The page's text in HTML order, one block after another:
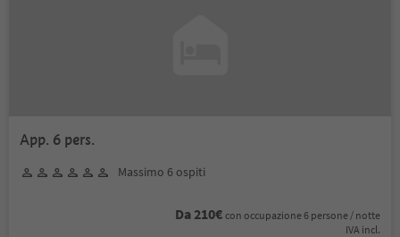
App. 6 pers.
Massimo 6 ospiti
Da 210€ con occupazione 6 persone / notte
IVA incl.